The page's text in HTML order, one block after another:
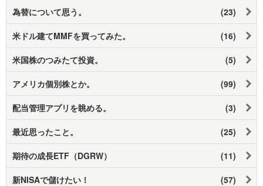
為替について思う。 (23)
米ドル建てMMFを買ってみた。 (16)
米国株のつみたて投資。 (5)
アメリカ個別株とか。 (99)
配当管理アプリを眺める。 (3)
最近思ったこと。 (25)
期待の成長ETF（DGRW） (11)
新NISAで儲けたい！ (57)